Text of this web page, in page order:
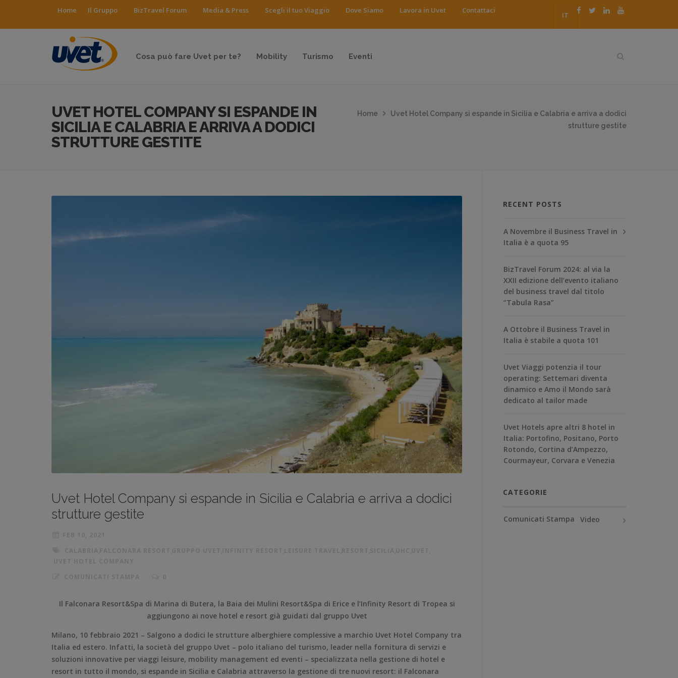
IT
Home Il Gruppo BizTravel Forum Media & Press Scegli il tuo Viaggio Dove Siamo Lavora in Uvet Contattaci
Cosa può fare Uvet per te? Mobility Turismo Eventi
UVET HOTEL COMPANY SI ESPANDE IN
SICILIA E CALABRIA E ARRIVA A DODICI
STRUTTURE GESTITE
Home
Uvet Hotel Company si espande in Sicilia e Calabria e arriva a dodici
strutture gestite
Uvet Hotel Company si espande in Sicilia e Calabria e arriva a dodici
strutture gestite
Il Falconara Resort&Spa di Marina di Butera, la Baia dei Mulini Resort&Spa di Erice e l’Infinity Resort di Tropea si
aggiungono ai nove hotel e resort già guidati dal gruppo Uvet
Milano, 10 febbraio 2021 – Salgono a dodici le strutture alberghiere complessive a marchio Uvet Hotel Company tra
Italia ed estero. Infatti, la società del gruppo Uvet – polo italiano del turismo, leader nella fornitura di servizi e
soluzioni innovative per viaggi leisure, mobility management ed eventi – specializzata nella gestione di hotel e
resort in tutto il mondo, si espande in Sicilia e Calabria attraverso la gestione di tre nuovi resort: il Falconara
RECENT POSTS
A Novembre il Business Travel in
Italia è a quota 95
BizTravel Forum 2024: al via la
XXII edizione dell’evento italiano
del business travel dal titolo
“Tabula Rasa”
A Ottobre il Business Travel in
Italia è stabile a quota 101
Uvet Viaggi potenzia il tour
operating: Settemari diventa
dinamico e Amo il Mondo sarà
dedicato al tailor made
Uvet Hotels apre altri 8 hotel in
Italia: Portofino, Positano, Porto
Rotondo, Cortina d’Ampezzo,
Courmayeur, Corvara e Venezia
CATEGORIE
Comunicati Stampa Video